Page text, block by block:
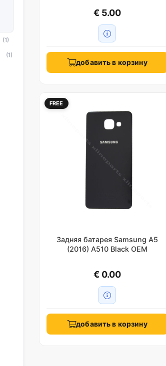
(1)
(1)
€ 5.00
добавить в корзину
FREE
Задняя батарея Samsung A5
(2016) A510 Black OEM
€ 0.00
добавить в корзину